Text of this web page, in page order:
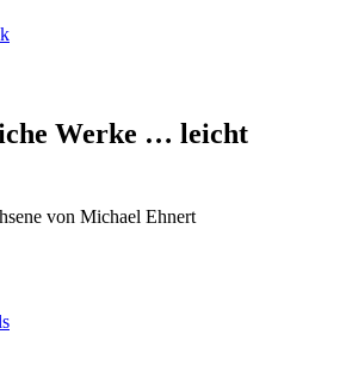
Werke … leicht
von Michael Ehnert